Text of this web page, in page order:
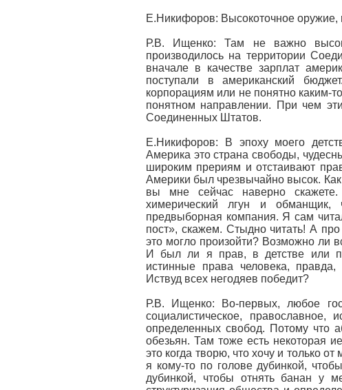
Е.Никифоров: Высокоточное оружие,
Р.В. Ищенко: Там не важно
производилось на территории
вначале в качестве зарплат
поступали в американский
корпорациям или не понятно каким-
понятном направлении. При чем
Соединенных Штатов.
Е.Никифоров: В эпоху моего
Америка это страна свободы,
широким прериям и отстаивают
Америки был чрезвычайно высок.
вы мне сейчас наверно
химерический лгун и обманщик,
предвыборная компания. Я сам
пост», скажем. Стыдно читать! А
это могло произойти? Возможно ли
И был ли я прав, в детстве или
истинные права человека,
Иствуд всех негодяев победит?
Р.В. Ищенко: Во-первых, любое
социалистическое,
определенных свобод. Потому что
обезьян. Там тоже есть некоторая
это когда творю, что хочу и только
я кому-то по голове дубинкой,
дубинкой, чтобы отнять банан у